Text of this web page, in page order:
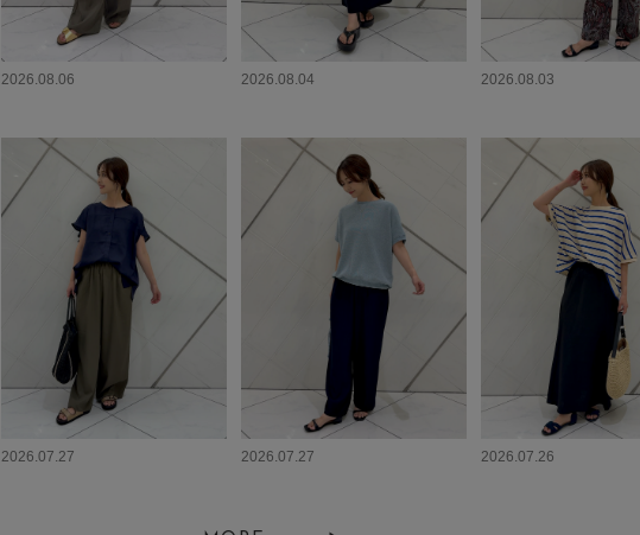
2026.08.06 2026.08.04 2026.08.03
2026.07.27 2026.07.27 2026.07.26